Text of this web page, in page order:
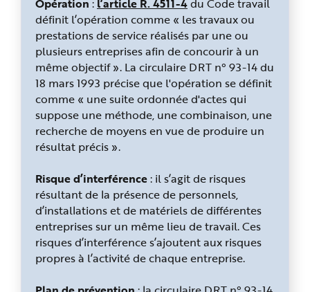
définit l’opération comme « les travaux ou
prestations de service réalisés par une ou
plusieurs entreprises afin de concourir à un
même objectif ». La circulaire DRT n° 93-14 du
18 mars 1993 précise que l'opération se définit
comme « une suite ordonnée d'actes qui
suppose une méthode, une combinaison, une
recherche de moyens en vue de produire un
résultat précis ».
Risque d’interférence: il s’agit de risques
résultant de la présence de personnels,
d’installations et de matériels de différentes
entreprises sur un même lieu de travail. Ces
risques d’interférence s’ajoutent aux risques
propres à l’activité de chaque entreprise.